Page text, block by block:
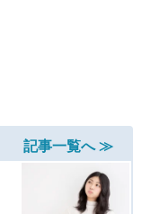
記事一覧へ ≫